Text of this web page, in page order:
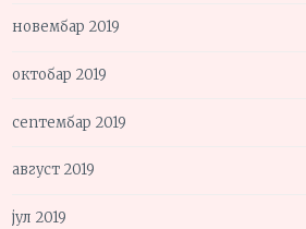
новембар 2019
октобар 2019
септембар 2019
август 2019
јул 2019